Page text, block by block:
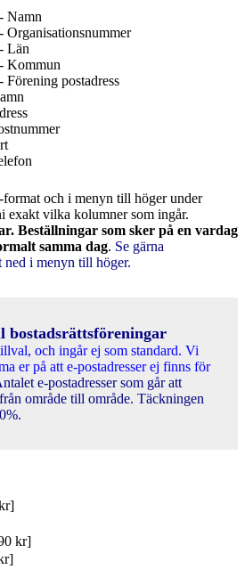
Namn
Organisationsnummer
Län
Kommun
Förening postadress
och i menyn till höger under
exakt vilka kolumner som ingår.
Beställningar som sker på en vardag
samma dag. Se gärna
i menyn till höger.
bostadsrättsföreningar
och ingår ej som standard. Vi
er på att e-postadresser ej finns för
e-postadresser som går att
område till område. Täckningen
kr]